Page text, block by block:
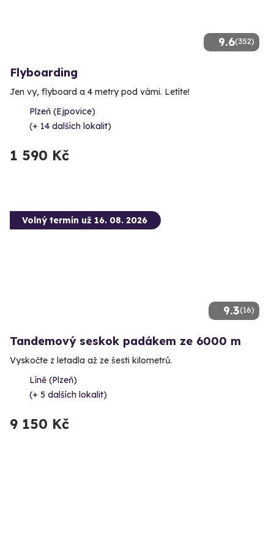
9.6(352)
Flyboarding
Jen vy, flyboard a 4 metry pod vámi. Letíte!
Plzeň (Ejpovice)
(+ 14 dalších lokalit)
1 590 Kč
9.3(16)
Volný termín už 16. 08. 2026
Tandemový seskok padákem ze 6000 m
Vyskočte z letadla až ze šesti kilometrů.
Líně (Plzeň)
(+ 5 dalších lokalit)
9 150 Kč